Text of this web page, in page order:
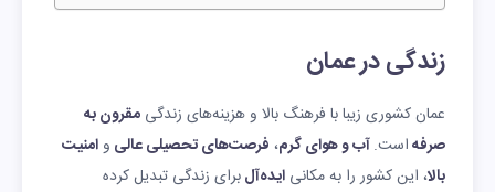
زندگی در عمان
عمان کشوری زیبا با فرهنگ بالا و هزینه‌های زندگی مقرون به
صرفهاست.آب و هوای گرم، فرصت‌های تحصیلی عالی وامنیت
بالا، این کشور را به مکانی ایده‌آلبرای زندگی تبدیل کرده